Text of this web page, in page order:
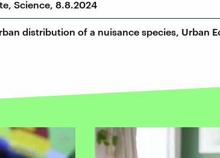
Science, 8.8.2024
distribution of a nuisance species, Urban